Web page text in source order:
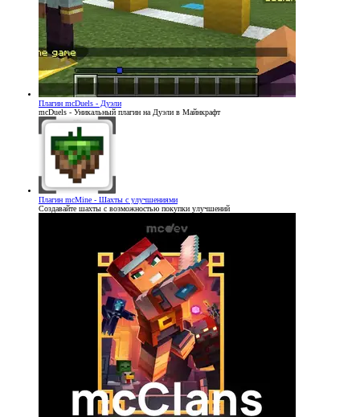
Плагин mcDuels - Дуэли
mcDuels - Уникальный плагин на Дуэли в Майнкрафт
Плагин mcMine - Шахты с улучшениями
Создавайте шахты с возможностью покупки улучшений